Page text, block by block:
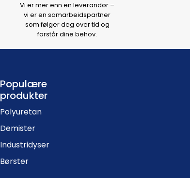
Vi er mer enn en leverandør –
vi er en samarbeidspartner
som følger deg over tid og
forstår dine behov.
Populære
produkter
Polyuretan
Demister
Industridyser
Børster